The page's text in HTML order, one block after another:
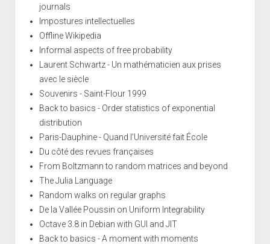
journals
Impostures intellectuelles
Offline Wikipedia
Informal aspects of free probability
Laurent Schwartz - Un mathématicien aux prises
avec le siècle
Souvenirs - Saint-Flour 1999
Back to basics - Order statistics of exponential
distribution
Paris-Dauphine - Quand l'Université fait École
Du côté des revues françaises
From Boltzmann to random matrices and beyond
The Julia Language
Random walks on regular graphs
De la Vallée Poussin on Uniform Integrability
Octave 3.8 in Debian with GUI and JIT
Back to basics - A moment with moments